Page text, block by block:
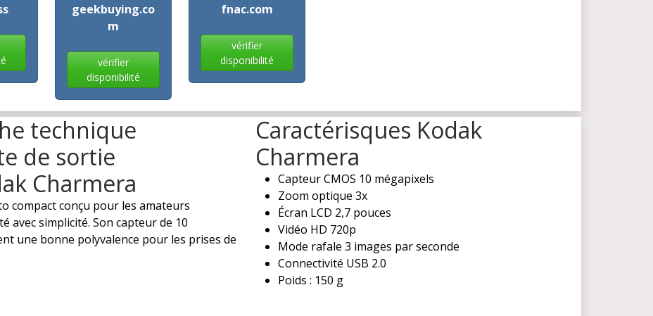
geekbuying.co
m
vérifier
disponibilité
fnac.com
vérifier
disponibilité
technique
de sortie
Charmera
compact conçu pour les amateurs
avec simplicité. Son capteur de 10
une bonne polyvalence pour les prises de
Caractérisques Kodak
Charmera
Capteur CMOS 10 mégapixels
Zoom optique 3x
Écran LCD 2,7 pouces
Vidéo HD 720p
Mode rafale 3 images par seconde
Connectivité USB 2.0
Poids : 150 g